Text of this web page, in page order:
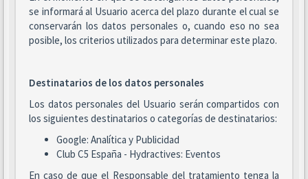
se informará al Usuario acerca del plazo durante el cual se
conservarán los datos personales o, cuando eso no sea
posible, los criterios utilizados para determinar este plazo.
Destinatarios de los datos personales
Los datos personales del Usuario serán compartidos con
los siguientes destinatarios o categorías de destinatarios:
Google: Analítica y Publicidad
Club C5 España - Hydractives: Eventos
En caso de que el Responsable del tratamiento tenga la